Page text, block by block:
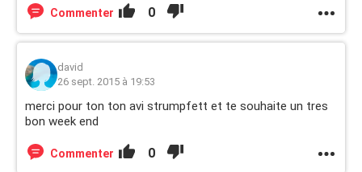
Commenter 0
david
26 sept. 2015 à 19:53
merci pour ton ton avi strumpfett et te souhaite un tres
bon week end
Commenter 0